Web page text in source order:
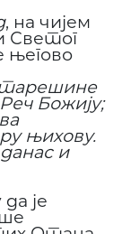
, на чијем
Светог
његово
Божију;
њихову.
и
је